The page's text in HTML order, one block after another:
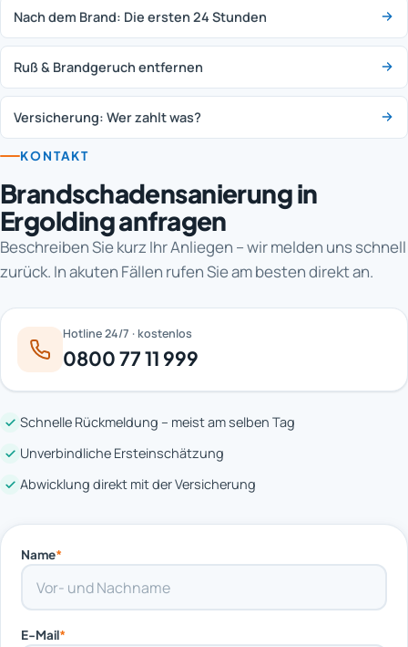
Nach dem Brand: Die ersten 24 Stunden
Ruß & Brandgeruch entfernen
Versicherung: Wer zahlt was?
KONTAKT
Brandschadensanierung in
Ergolding anfragen
Beschreiben Sie kurz Ihr Anliegen – wir melden uns schnell
zurück. In akuten Fällen rufen Sie am besten direkt an.
Hotline 24/7 · kostenlos
0800 77 11 999
Schnelle Rückmeldung – meist am selben Tag
Unverbindliche Ersteinschätzung
Abwicklung direkt mit der Versicherung
Name*
E-Mail*